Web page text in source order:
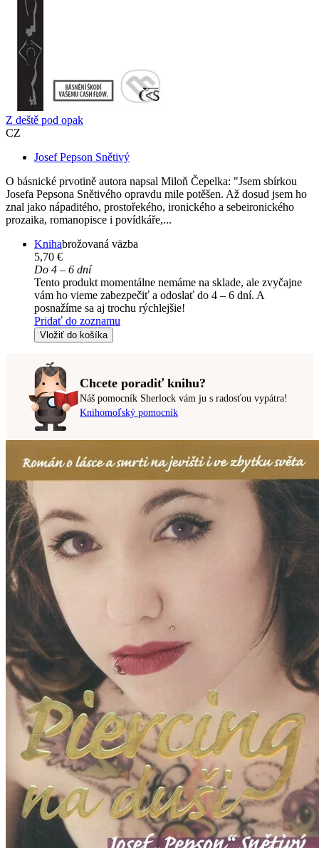
Z deště pod opak
CZ
Josef Pepson Snětivý
O básnické prvotině autora napsal Miloň Čepelka: "Jsem sbírkou
Josefa Pepsona Snětivého opravdu mile potěšen. Až dosud jsem ho
znal jako nápaditého, prostořekého, ironického a sebeironického
prozaika, romanopisce i povídkáře,...
Knihabrožovaná väzba
5,70 €
Do 4 – 6 dní
Tento produkt momentálne nemáme na sklade, ale zvyčajne
vám ho vieme zabezpečiť a odoslať do 4 – 6 dní. A
posnažíme sa aj trochu rýchlejšie!
Pridať do zoznamu
Vložiť do košíka
Chcete poradiť knihu?
Náš pomocník Sherlock vám ju s radosťou vypátra!
Knihomoľský pomocník